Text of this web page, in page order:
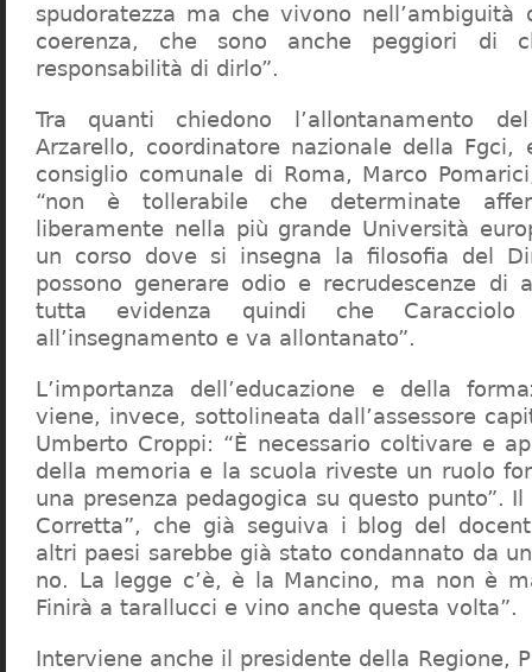
spudoratezza ma che vivono nell’ambiguità
coerenza, che sono anche peggiori di
responsabilità di dirlo”.
Tra quanti chiedono l’allontanamento
Arzarello, coordinatore nazionale della
consiglio comunale di Roma, Marco
“non è tollerabile che determinate
liberamente nella più grande Università
un corso dove si insegna la filosofia del
possono generare odio e recrudescenze di
tutta evidenza quindi che
all’insegnamento e va allontanato”.
L’importanza dell’educazione e della
viene, invece, sottolineata dall’assessore
Umberto Croppi: “È necessario coltivare e
della memoria e la scuola riveste un ruolo
una presenza pedagogica su questo punto”.
Corretta”, che già seguiva i blog del
altri paesi sarebbe già stato condannato da
no. La legge c’è, è la Mancino, ma non è
Finirà a tarallucci e vino anche questa volta”.
Interviene anche il presidente della Regione,